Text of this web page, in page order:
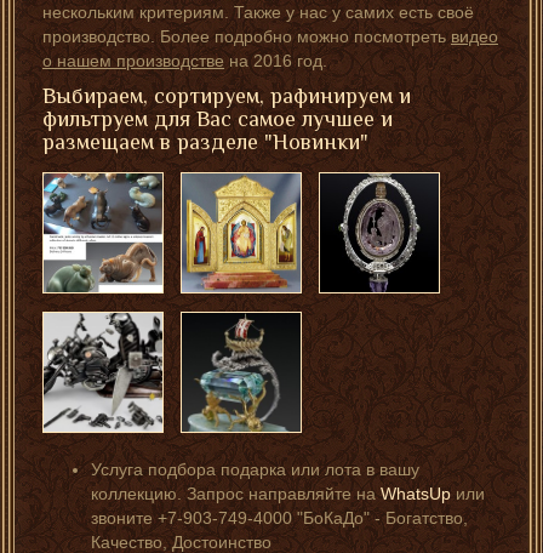
нескольким критериям. Также у нас у самих есть своё
производство. Более подробно можно посмотреть видео
о нашем производствена 2016 год.
Выбираем, сортируем, рафинируем и
фильтруем для Вас самое лучшее и
размещаем в разделе "Новинки"
Услуга подбора подарка или лота в вашу
коллекцию. Запрос направляйте наWhatsUp или
звоните +7-903-749-4000 "БоКаДо" - Богатство,
Качество, Достоинство